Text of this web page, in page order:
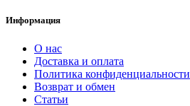
Информация
О нас
Доставка и оплата
Политика конфиденциальности
Возврат и обмен
Статьи